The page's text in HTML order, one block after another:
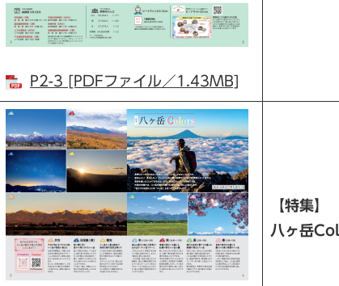
P2-3 [PDFファイル／1.43MB]
【特集】
八ヶ岳